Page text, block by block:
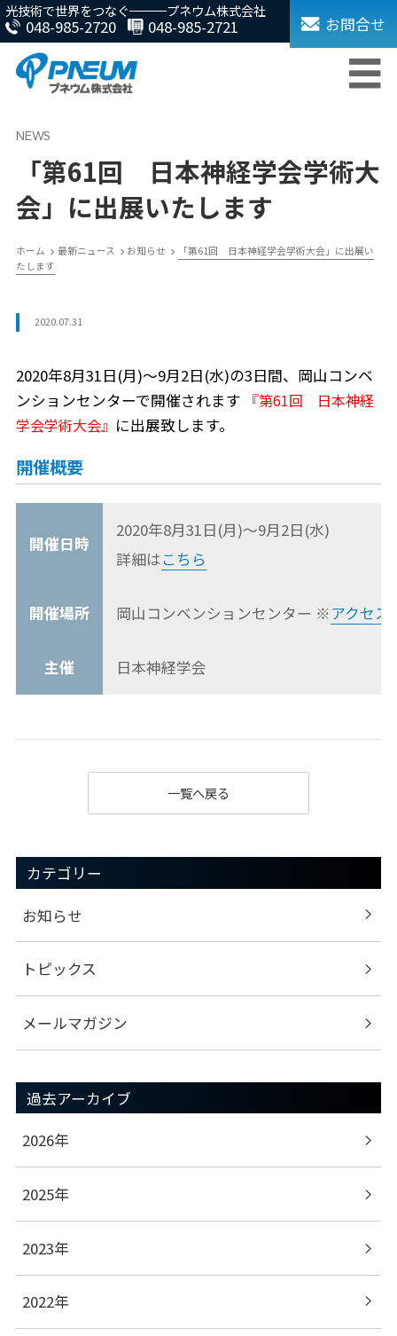
光技術で世界をつなぐ プネウム株式会社
048-985-2720 048-985-2721 お問合せ
「第61回 日本神経学会学術大
会」に出展いたします
ホーム 最新ニュース お知らせ
「第61回 日本神経学会学術大会」に出展い
たします
2020.07.31
2020年8月31日(月)～9月2日(水)の3日間、岡山コンベ
ンションセンターで開催されます 『第61回 日本神経
学会学術大会』 に出展致します。
開催概要
開催日時
2020年8月31日(月)～9月2日(水)
詳細はこちら
開催場所 岡山コンベンションセンター ※アクセス
主催 日本神経学会
一覧へ戻る
カテゴリー
お知らせ
トピックス
メールマガジン
過去アーカイブ
2026年
2025年
2023年
2022年